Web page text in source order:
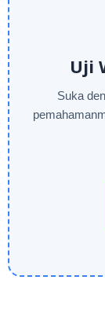
Uji
Suka